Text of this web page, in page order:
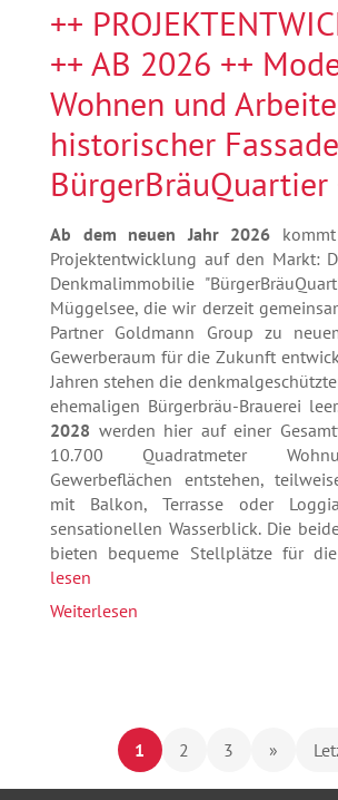
++
++ AB 2026 ++
Wohnen und
historischer
BürgerBräuQuartier
Ab dem neuen Jahr 2026
Projektentwicklung auf den Markt:
Denkmalimmobilie
Müggelsee, die wir derzeit
Partner Goldmann Group zu
Gewerberaum für die Zukunft
Jahren stehen die
ehemaligen Bürgerbräu-Brauerei
2028 werden hier auf einer
10.700 Quadratmeter
Gewerbeflächen entstehen,
mit Balkon, Terrasse oder
sensationellen Wasserblick. Die
bieten bequeme Stellplätze für
lesen
Weiterlesen
1 2 3 »